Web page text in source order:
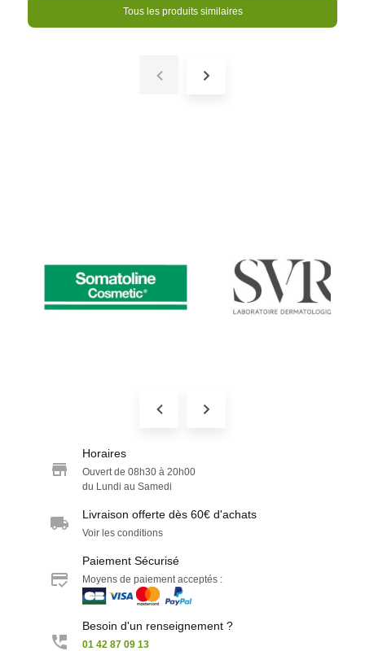
Tous les produits similaires
Horaires
Ouvert de 08h30 à 20h00
du Lundi au Samedi
Livraison offerte dès 60€ d'achats
Voir les conditions
Paiement Sécurisé
Moyens de paiement acceptés :
Besoin d'un renseignement ?
01 42 87 09 13